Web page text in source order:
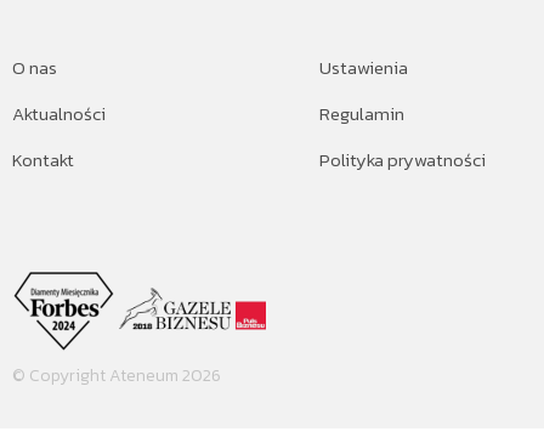
O nas
Aktualności
Kontakt
Ustawienia
Regulamin
Polityka prywatności
© Copyright Ateneum 2026